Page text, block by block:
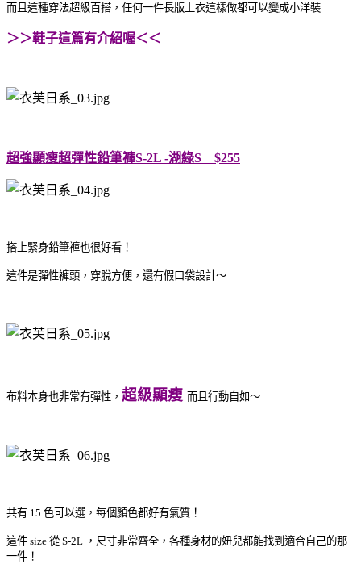
而且這種穿法超級百搭，任何一件長版上衣這樣做都可以變成小洋裝
＞＞鞋子這篇有介紹喔＜＜
超強顯瘦超彈性鉛筆褲S-2L -湖綠S $255
搭上緊身鉛筆褲也很好看！
這件是彈性褲頭，穿脫方便，還有假口袋設計～
布料本身也非常有彈性， 超級顯瘦 而且行動自如～
共有 15 色可以選，每個顏色都好有氣質！
這件 size 從 S-2L ，尺寸非常齊全，各種身材的妞兒都能找到適合自己的那
一件！